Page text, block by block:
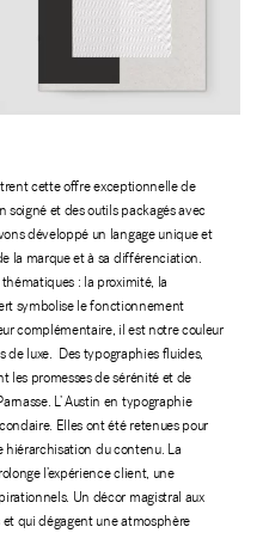
cette offre exceptionnelle de
soigné et des outils packagés avec
développé un langage unique et
la marque et à sa différenciation.
: la proximité, la
symbolise le fonctionnement
complémentaire, il est notre couleur
de luxe. Des typographies fluides,
les promesses de sérénité et de
L’ Austin en typographie
Elles ont été retenues pour
hiérarchisation du contenu. La
l’expérience client, une
Un décor magistral aux
qui dégagent une atmosphère